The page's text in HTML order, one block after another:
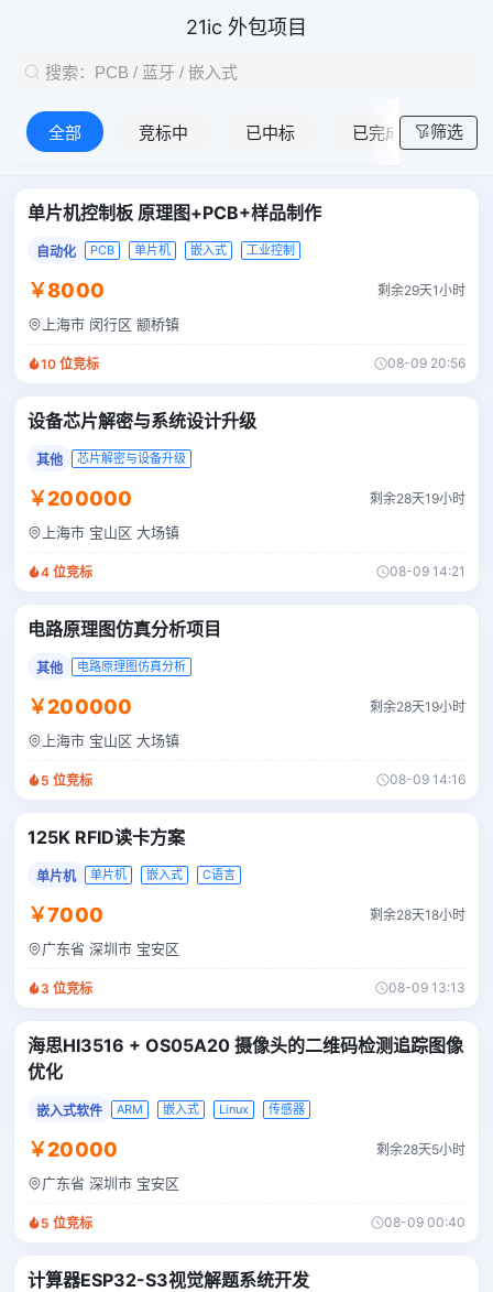
21ic 外包项目
全部 竞标中 已中标 已完成 筛选
单片机控制板 原理图+PCB+样品制作
自动化 PCB 单片机 嵌入式 工业控制
￥8000 剩余29天1小时
上海市 闵行区 颛桥镇
10 位竞标 08-09 20:56
设备芯片解密与系统设计升级
其他 芯片解密与设备升级
￥200000 剩余28天19小时
上海市 宝山区 大场镇
4 位竞标 08-09 14:21
电路原理图仿真分析项目
其他 电路原理图仿真分析
￥200000 剩余28天19小时
上海市 宝山区 大场镇
5 位竞标 08-09 14:16
125K RFID读卡方案
单片机 单片机 嵌入式 C语言
￥7000 剩余28天18小时
广东省 深圳市 宝安区
3 位竞标 08-09 13:13
海思HI3516 + OS05A20 摄像头的二维码检测追踪图像
优化
嵌入式软件 ARM 嵌入式 Linux 传感器
￥20000 剩余28天5小时
广东省 深圳市 宝安区
5 位竞标 08-09 00:40
计算器ESP32-S3视觉解题系统开发